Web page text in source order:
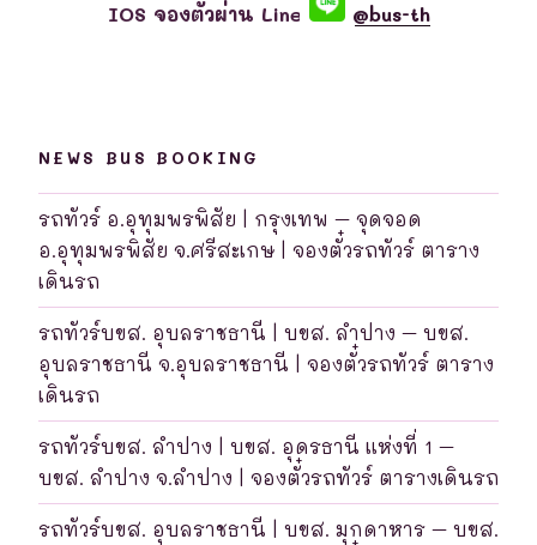
IOS จองตั๋วผ่าน Line
@bus-th
NEWS BUS BOOKING
รถทัวร์ อ.อุทุมพรพิสัย | กรุงเทพ – จุดจอด
อ.อุทุมพรพิสัย จ.ศรีสะเกษ | จองตั๋วรถทัวร์ ตาราง
เดินรถ
รถทัวร์บขส. อุบลราชธานี | บขส. ลำปาง – บขส.
อุบลราชธานี จ.อุบลราชธานี | จองตั๋วรถทัวร์ ตาราง
เดินรถ
รถทัวร์บขส. ลำปาง | บขส. อุดรธานี แห่งที่ 1 –
บขส. ลำปาง จ.ลำปาง | จองตั๋วรถทัวร์ ตารางเดินรถ
รถทัวร์บขส. อุบลราชธานี | บขส. มุกดาหาร – บขส.